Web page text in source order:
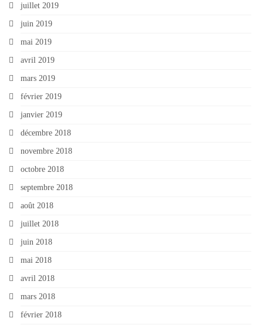
juillet 2019
juin 2019
mai 2019
avril 2019
mars 2019
février 2019
janvier 2019
décembre 2018
novembre 2018
octobre 2018
septembre 2018
août 2018
juillet 2018
juin 2018
mai 2018
avril 2018
mars 2018
février 2018